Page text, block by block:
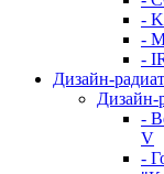
-
-
-
Дизайн-
Дизайн-
-
V
-